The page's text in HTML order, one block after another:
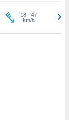
18- 47
km/h